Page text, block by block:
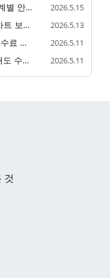
주식 하는 법 초보자를 위한 시작 단계별 안내 2026.5.15
삼성전자 주식 시세 실시간 확인과 차트 보는 법 2026.5.13
토스 해외주식 수수료 - 미국·환율 수수료 한눈에 2026.5.11
토스 주식 수수료 - 국내·해외 매수·매도 수수료 정리 2026.5.11
것